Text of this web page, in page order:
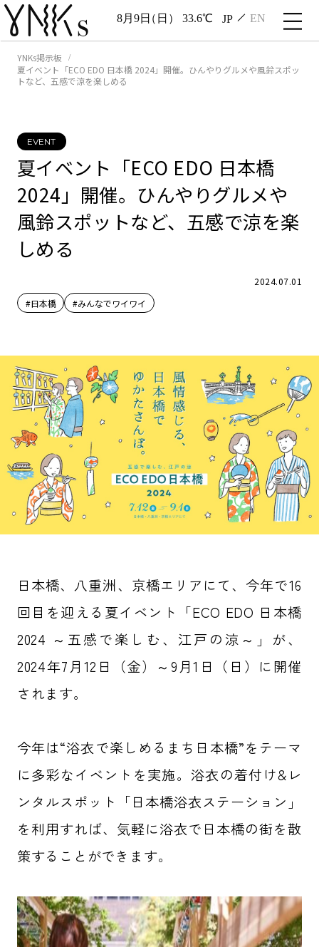
8月9日（日） 33.6℃ JP EN
YNKs掲示板
夏イベント「ECO EDO 日本橋 2024」開催。ひんやりグルメや風鈴スポッ
トなど、五感で涼を楽しめる
EVENT
夏イベント「ECO EDO 日本橋
2024」開催。ひんやりグルメや
風鈴スポットなど、五感で涼を楽
しめる
2024.07.01
#日本橋
#みんなでワイワイ
日本橋、八重洲、京橋エリアにて、今年で16
回目を迎える夏イベント「ECO EDO 日本橋
2024 ～五感で楽しむ、江戸の涼～」が、
2024年7月12日（金）～9月1日（日）に開催
されます。
今年は“浴衣で楽しめるまち日本橋”をテーマ
に多彩なイベントを実施。浴衣の着付け&レ
ンタルスポット「日本橋浴衣ステーション」
を利用すれば、気軽に浴衣で日本橋の街を散
策することができます。